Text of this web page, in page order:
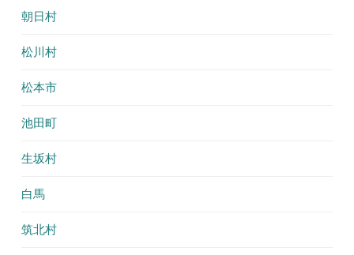
朝日村
松川村
松本市
池田町
生坂村
白馬
筑北村